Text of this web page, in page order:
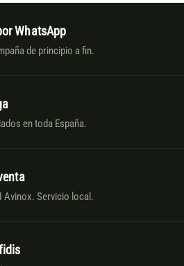
WhatsApp
de principio a fin.
en toda España.
Avinox. Servicio local.